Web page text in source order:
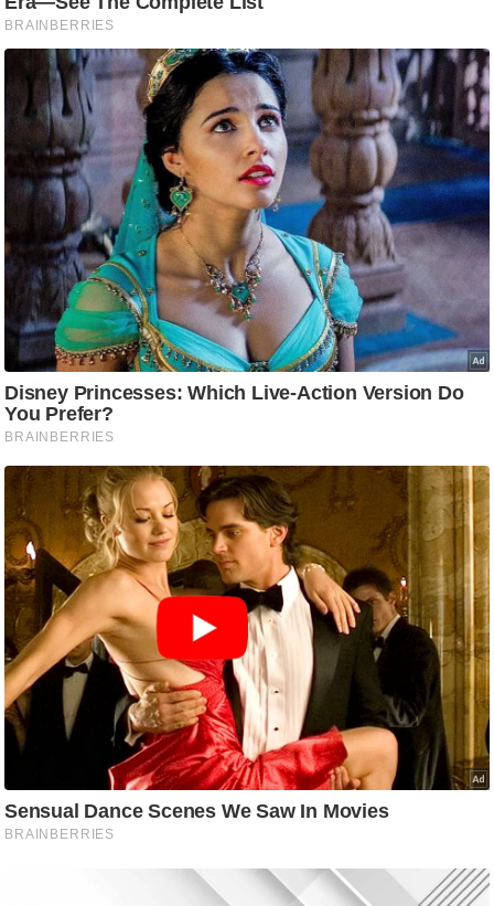
/
फै
श
न
घ
रे
लू
स्खे
प
र्य
ट
न
स्थ
ल
फि
ने
स
मं
त्रा
रि
ले
श
न
प
रा